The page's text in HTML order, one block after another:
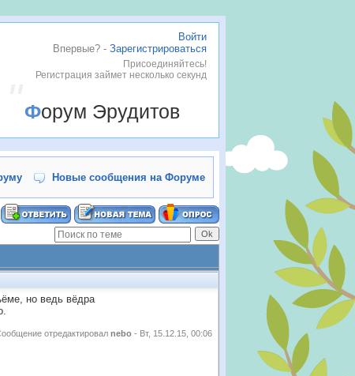
Войти
Впервые? - Зарегистрироваться
Присоединяйтесь!
Регистрация займет несколько секунд
Форум Эрудитов
Новые сообщения на Форуме
но ведь вёдра
отредактировал nebo - Вт, 15.12.15, 00:06